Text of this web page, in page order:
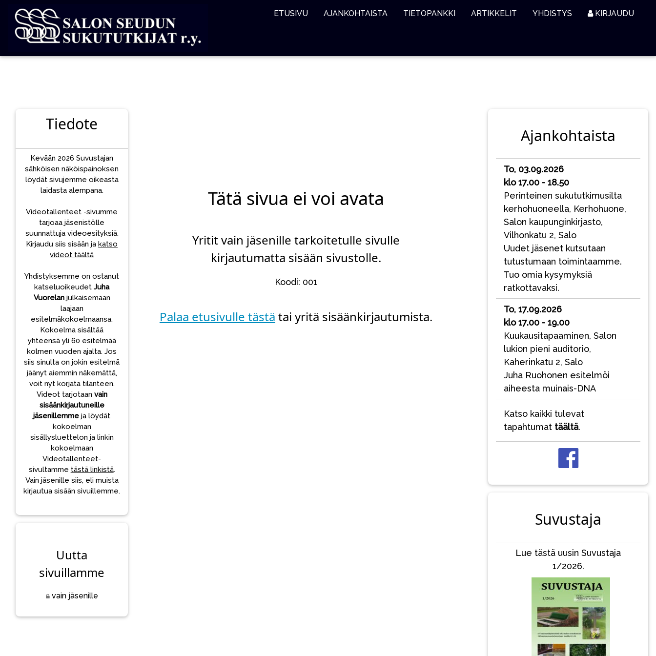
ETUSIVU AJANKOHTAISTA TIETOPANKKI ARTIKKELIT YHDISTYS KIRJAUDU
Ajankohtaista
To, 03.09.2026
klo 17.00 - 18.50
Perinteinen sukututkimusilta
kerhohuoneella, Kerhohuone,
Salon kaupunginkirjasto,
Vilhonkatu 2, Salo
Uudet jäsenet kutsutaan
tutustumaan toimintaamme.
Tuo omia kysymyksiä
ratkottavaksi.
To, 17.09.2026
klo 17.00 - 19.00
Kuukausitapaaminen, Salon
lukion pieni auditorio,
Kaherinkatu 2, Salo
Juha Ruohonen esitelmöi
aiheesta muinais-DNA
Katso kaikki tulevat
tapahtumat täältä.
Suvustaja
Lue tästä uusin Suvustaja
1/2026.
Tiedote
Kevään 2026 Suvustajan
sähköisen näköispainoksen
löydät sivujemme oikeasta
laidasta alempana.
Videotallenteet -sivumme
tarjoaa jäsenistölle
suunnattuja videoesityksiä.
Kirjaudu siis sisään jakatso
videot täältä
Yhdistyksemme on ostanut
katseluoikeudetJuha
Vuorelanjulkaisemaan
laajaan
esitelmäkokoelmaansa.
Kokoelma sisältää
yhteensä yli 60 esitelmää
kolmen vuoden ajalta. Jos
siis sinulta on jokin esitelmä
jäänyt aiemmin näkemättä,
voit nyt korjata tilanteen.
Videot tarjotaan vain
sisäänkirjautuneille
jäsenillemme ja löydät
kokoelman
sisällysluettelon ja linkin
kokoelmaan
Videotallenteet-
sivultamme tästä linkistä.
Vain jäsenille siis, eli muista
kirjautua sisään sivuillemme.
Uutta
sivuillamme
vain jäsenille
Tätä sivua ei voi avata
Yritit vain jäsenille tarkoitetulle sivulle
kirjautumatta sisään sivustolle.
Koodi: 001
Palaa etusivulle tästä tai yritä sisäänkirjautumista.